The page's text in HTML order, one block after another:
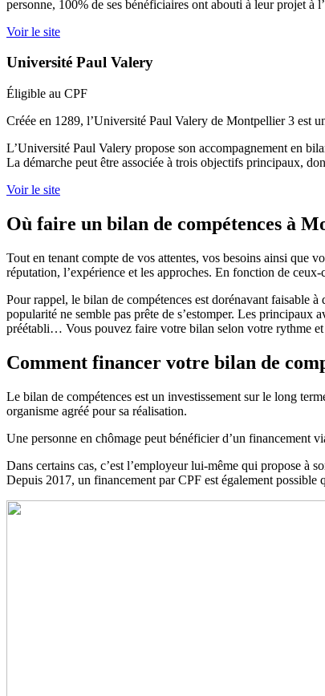
personne, 100% de ses bénéficiaires ont abouti à leur projet à
Voir le site
Université Paul Valery
Éligible au CPF
Créée en 1289, l’Université Paul Valery de Montpellier 3 est
L’Université Paul Valery propose son accompagnement en
La démarche peut être associée à trois objectifs principaux,
Voir le site
Où faire un bilan de compétences à
Tout en tenant compte de vos attentes, vos besoins ainsi que
réputation, l’expérience et les approches. En fonction de
Pour rappel, le bilan de compétences est dorénavant faisable
popularité ne semble pas prête de s’estomper. Les
préétabli… Vous pouvez faire votre bilan selon votre rythme
Comment financer votre bilan de
Le bilan de compétences est un investissement sur le long
organisme agréé pour sa réalisation.
Une personne en chômage peut bénéficier d’un financement
Dans certains cas, c’est l’employeur lui-même qui propose à
Depuis 2017, un financement par CPF est également